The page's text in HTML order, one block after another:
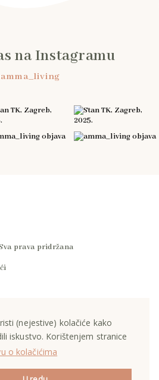
(nejestive) kolačiće kako
iskustvo. Korištenjem stranice
o kolačićima
na Instagramu
prava pridržana